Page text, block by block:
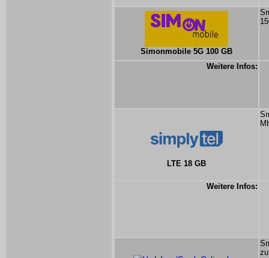
Simonmobile 5G 100 GB
Weitere Infos:
LTE 18 GB
Weitere Infos: